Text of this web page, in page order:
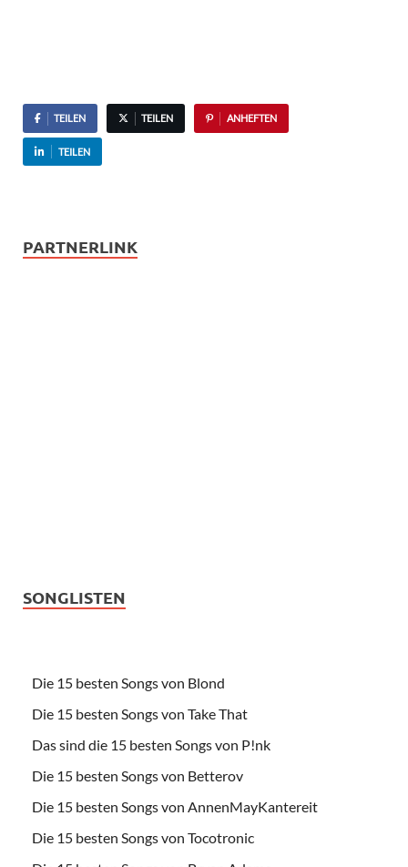
TEILEN TEILEN ANHEFTEN
TEILEN
PARTNERLINK
SONGLISTEN
Die 15 besten Songs von Blond
Die 15 besten Songs von Take That
Das sind die 15 besten Songs von P!nk
Die 15 besten Songs von Betterov
Die 15 besten Songs von AnnenMayKantereit
Die 15 besten Songs von Tocotronic